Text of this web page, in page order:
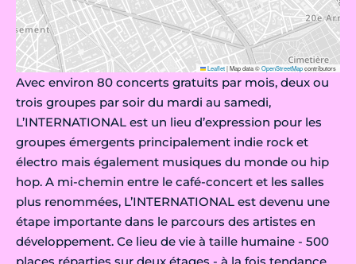
Leaflet|Map data ©OpenStreetMapcontributors
Avec environ 80 concerts gratuits par mois, deux ou
trois groupes par soir du mardi au samedi,
L’INTERNATIONAL est un lieu d’expression pour les
groupes émergents principalement indie rock et
électro mais également musiques du monde ou hip
hop. A mi-chemin entre le café-concert et les salles
plus renommées, L’INTERNATIONAL est devenu une
étape importante dans le parcours des artistes en
développement. Ce lieu de vie à taille humaine - 500